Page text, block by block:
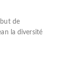
de
la diversité